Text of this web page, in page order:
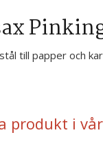
till papper och
produkt i